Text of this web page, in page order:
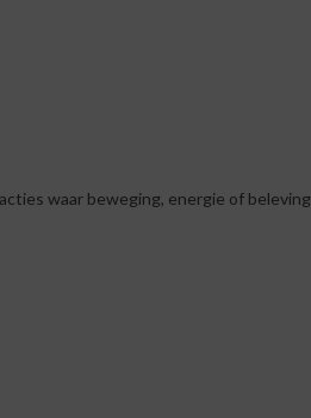
waar beweging, energie of beleving